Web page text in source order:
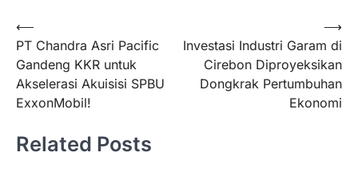
Navigasi
pos
⟵
PT Chandra Asri Pacific
Gandeng KKR untuk
Akselerasi Akuisisi SPBU
ExxonMobil!
Investasi Industri Garam di
Cirebon Diproyeksikan
Dongkrak Pertumbuhan
Ekonomi
⟶
Related Posts